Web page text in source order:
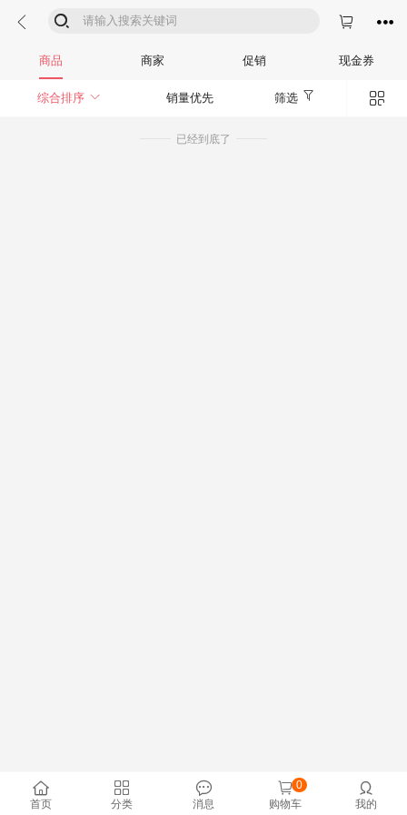
  

商品 商家 促销 现金券
综合排序  销量优先 筛选 
已经到底了

首页

分类

消息

购物车
0 
我的